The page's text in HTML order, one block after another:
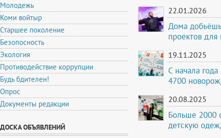
Молодежь
Коми войтыр
Старшее поколение
Безопосность
Экология
Противодействие коррупции
Будь бдителен!
Опрос
Документы редакции
ДОСКА ОБЪЯВЛЕНИЙ
22.01.2026
Дома
проектов
19.11.2025
С начала
4700
20.08.2025
Больше 2000
детскую